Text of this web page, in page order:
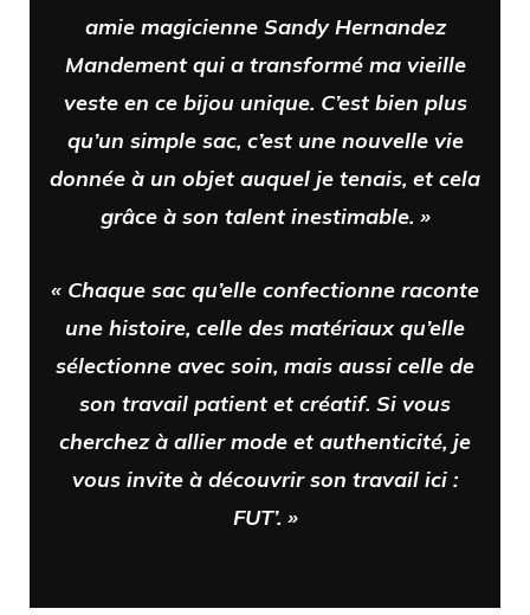
amie magicienne Sandy Hernandez
Mandement qui a transformé ma vieille
veste en ce bijou unique. C’est bien plus
qu’un simple sac, c’est une nouvelle vie
donnée à un objet auquel je tenais, et cela
grâce à son talent inestimable. »
« Chaque sac qu’elle confectionne raconte
une histoire, celle des matériaux qu’elle
sélectionne avec soin, mais aussi celle de
son travail patient et créatif. Si vous
cherchez à allier mode et authenticité, je
vous invite à découvrir son travail ici :
FUT’. »